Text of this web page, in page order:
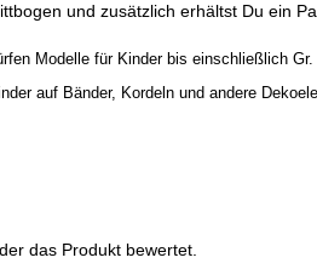
und zusätzlich erhältst Du ein
Modelle für Kinder bis einschließlich
auf Bänder, Kordeln und andere
das Produkt bewertet.